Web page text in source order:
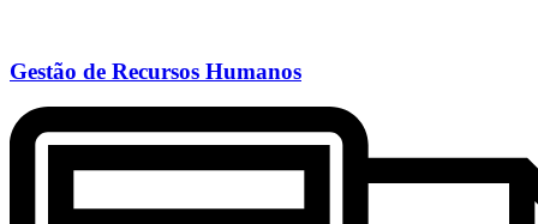
Gestão de Recursos Humanos